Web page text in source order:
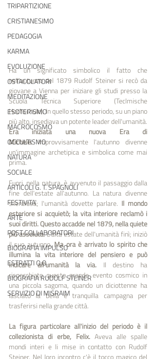
TRIPARTIZIONE
CRISTIANESIMO
PEDAGOGIA
KARMA
EVOLUZIONE
OSTACOLATORI
MEDITAZIONE
ESOTERISMO
MACROCOSMO
OCCULTISMO
NATURA
SOCIALE
ARTICOLI G. T. SPAGNOLI
FESTIVITA'
ARTE
POST COLLABORATORI
BIOGRAFIA IMPULSO
ESTRATTI O.O.
BIOGRAFIA RUDOLF STEINER
SERVIZIO DI MISRAIM
Ha un significato simbolico il fatto che
nell'autunno del 1879 Rudolf Steiner si recò da
giovane a Vienna per iniziare gli studi presso la
Scuola Tecnica Superiore (Teclmische
Hochschule). In quello stesso periodo, su un piano
Era iniziata una nuova Era di
Michele. Improvvisamente l'autunno divenne
un'immagine archetipica e simbolica come mai
prima.
Fuori, nella natura, è avvenuto il passaggio dalla
fine dell'estate all'autunno. La natura divenne
silenziosa; l'umanità dovette parlare. Il mondo
esteriore si acquietò; la vita interiore reclamò i
suoi diritti. Questo accadde nel 1879, nella quiete
più assoluta. L'alta estate dell'umanità finì; iniziò
il suo autunno. Ma ora è arrivato lo spirito che
illumina la vita interiore del pensiero e può
indicare all'umanità la via. Il destino ha
rispecchiato questo grande evento cosmico in
una piccola sagoma, quando un diciottenne ha
lasciato la bella e tranquilla campagna per
trasferirsi nella grande città.
La figura particolare all'inizio del periodo è il
collezionista di erbe, Felix. Aveva alle spalle
mondi interi e li mise in contatto con Rudolf